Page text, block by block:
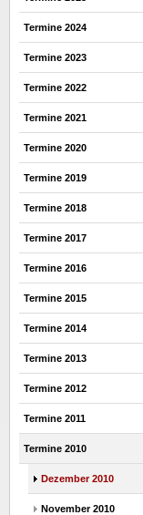
Termine 2024
Termine 2023
Termine 2022
Termine 2021
Termine 2020
Termine 2019
Termine 2018
Termine 2017
Termine 2016
Termine 2015
Termine 2014
Termine 2013
Termine 2012
Termine 2011
Termine 2010
Dezember 2010
November 2010